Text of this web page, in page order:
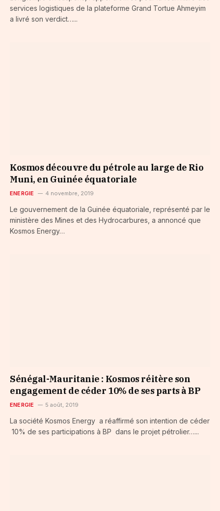
services logistiques de la plateforme Grand Tortue Ahmeyim
a livré son verdict…...
Kosmos découvre du pétrole au large de Rio
Muni, en Guinée équatoriale
ENERGIE 4 novembre, 2019
Le gouvernement de la Guinée équatoriale, représenté par le
ministère des Mines et des Hydrocarbures, a annoncé que
Kosmos Energy…
Sénégal-Mauritanie : Kosmos réitère son
engagement de céder 10% de ses parts à BP
ENERGIE 5 août, 2019
La société Kosmos Energy a réaffirmé son intention de céder
10% de ses participations à BP dans le projet pétrolier…...